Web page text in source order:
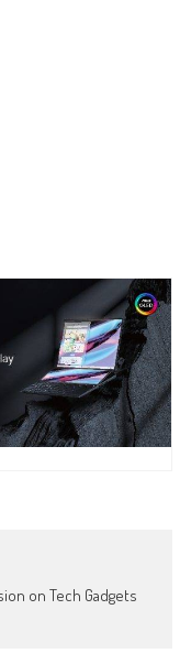
on Tech Gadgets